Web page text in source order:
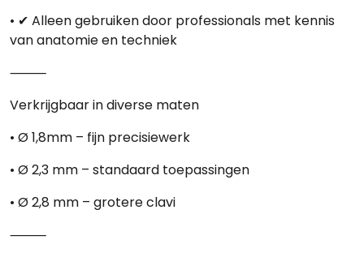
• ✔ Alleen gebruiken door professionals met kennis
van anatomie en techniek
⸻
Verkrijgbaar in diverse maten
• Ø 1,8mm – fijn precisiewerk
• Ø 2,3 mm – standaard toepassingen
• Ø 2,8 mm – grotere clavi
⸻